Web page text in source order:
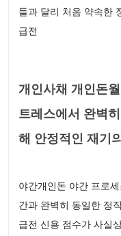
들과 달리 처음 약속한
급전
개인사채 개인돈
트레스에서 완벽
해 안정적인 재기
야간개인돈 야간 프로
간과 완벽히 동일한 정
급전 신용 점수가 사실